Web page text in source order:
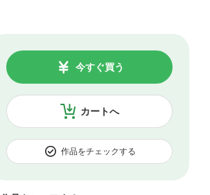
カートへ
今すぐ買う
作品をチェックする